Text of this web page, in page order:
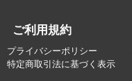
ご利用規約
プライバシーポリシー
特定商取引法に基づく表示